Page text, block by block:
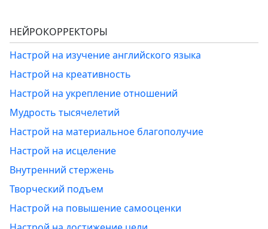
НЕЙРОКОРРЕКТОРЫ
Настрой на изучение английского языка
Настрой на креативность
Настрой на укрепление отношений
Мудрость тысячелетий
Настрой на материальное благополучие
Настрой на исцеление
Внутренний стержень
Творческий подъем
Настрой на повышение самооценки